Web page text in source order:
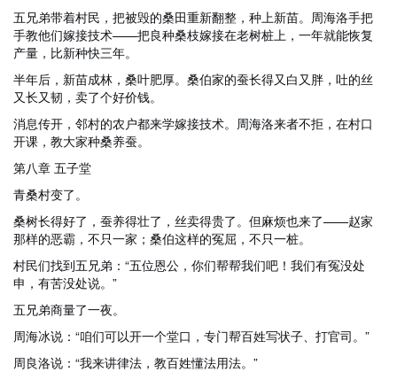
五兄弟带着村民，把被毁的桑田重新翻整，种上新苗。周海洛手把
手教他们嫁接技术——把良种桑枝嫁接在老树桩上，一年就能恢复
产量，比新种快三年。
半年后，新苗成林，桑叶肥厚。桑伯家的蚕长得又白又胖，吐的丝
又长又韧，卖了个好价钱。
消息传开，邻村的农户都来学嫁接技术。周海洛来者不拒，在村口
开课，教大家种桑养蚕。
第八章 五子堂
青桑村变了。
桑树长得好了，蚕养得壮了，丝卖得贵了。但麻烦也来了——赵家
那样的恶霸，不只一家；桑伯这样的冤屈，不只一桩。
村民们找到五兄弟：“五位恩公，你们帮帮我们吧！我们有冤没处
申，有苦没处说。”
五兄弟商量了一夜。
周海冰说：“咱们可以开一个堂口，专门帮百姓写状子、打官司。”
周良洛说：“我来讲律法，教百姓懂法用法。”